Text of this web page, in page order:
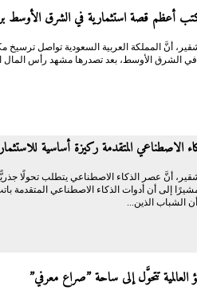
أعظم قصة استثمارية في الشرق الأوسط برؤية
أنَّ المملكة العربية السعودية تواصل ترسيخ
في الشرق الأوسط، بعد تصدرها مشهد رأس المال
المتقدمة ركيزة أساسية للاستثمار
أنَّ عصر الذكاء الاصطناعي يتطلب تحولًا
مشيرًا إلى أن أدوات الذكاء الاصطناعي المتقدمة
الشباب الذين...
العالمية تتحوَّل إلى ساحة ”صراع معرفي”